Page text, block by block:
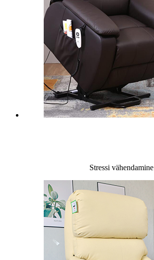
Stressi vähendamine